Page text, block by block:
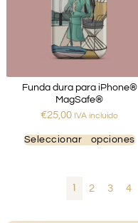
Funda dura para iPhone®
MagSafe®
€25,00 IVA incluido
Seleccionar opciones
1 2 3 4